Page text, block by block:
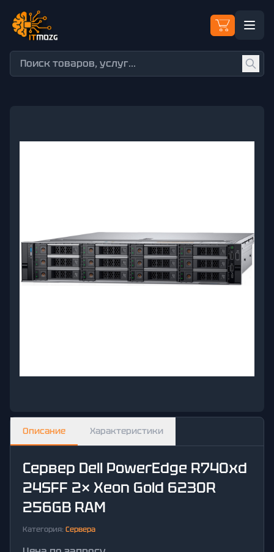
Описание Характеристики
Сервер Dell PowerEdge R740xd
24SFF 2× Xeon Gold 6230R
256GB RAM
Категория: Сервера